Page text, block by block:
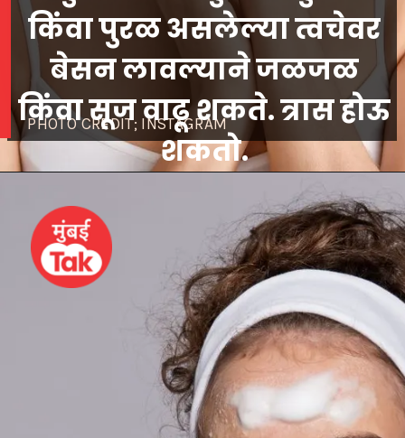
PHOTO CREDIT; INSTAGRAM
किंवा पुरळ असलेल्या त्वचेवर
बेसन लावल्याने जळजळ
किंवा सूज वाढू शकते. त्रास होऊ
शकतो.